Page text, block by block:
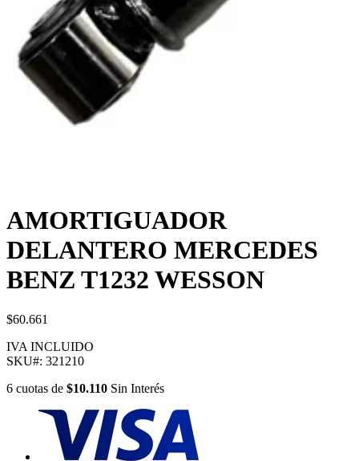
AMORTIGUADOR
DELANTERO MERCEDES
BENZ T1232 WESSON
$60.661
IVA INCLUIDO
SKU#: 321210
6 cuotas de $10.110 Sin Interés